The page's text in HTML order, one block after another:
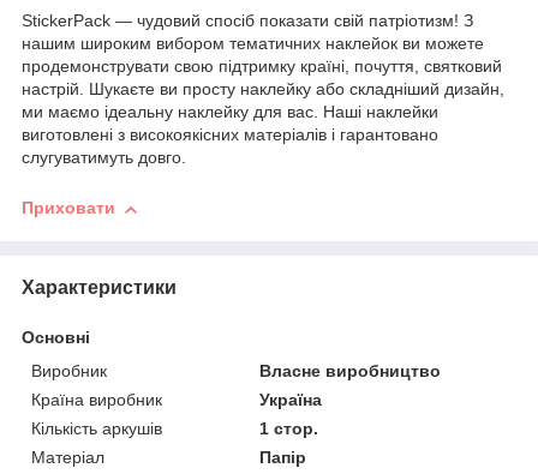
StickerPack — чудовий спосіб показати свій патріотизм! З
нашим широким вибором тематичних наклейок ви можете
продемонструвати свою підтримку країні, почуття, святковий
настрій. Шукаєте ви просту наклейку або складніший дизайн,
ми маємо ідеальну наклейку для вас. Наші наклейки
виготовлені з високоякісних матеріалів і гарантовано
слугуватимуть довго.
Приховати
Характеристики
Основні
Виробник
Власне виробництво
Країна виробник
Україна
Кількість аркушів
1 стор.
Матеріал
Папір